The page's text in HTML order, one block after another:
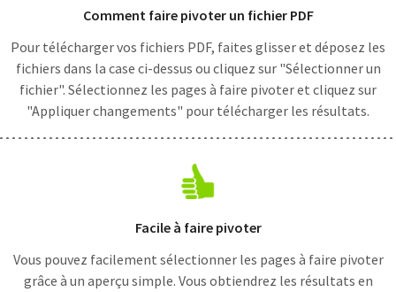
Comment faire pivoter un fichier PDF
Pour télécharger vos fichiers PDF, faites glisser et déposez les
fichiers dans la case ci-dessus ou cliquez sur "Sélectionner un
fichier". Sélectionnez les pages à faire pivoter et cliquez sur
"Appliquer changements" pour télécharger les résultats.
Facile à faire pivoter
Vous pouvez facilement sélectionner les pages à faire pivoter
grâce à un aperçu simple. Vous obtiendrez les résultats en